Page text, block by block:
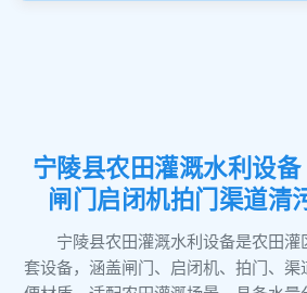
宁陵县农田灌溉水利设备
闸门启闭机拍门渠道清
宁陵县农田灌溉水利设备是农田
套设备，涵盖闸门、启闭机、拍门、